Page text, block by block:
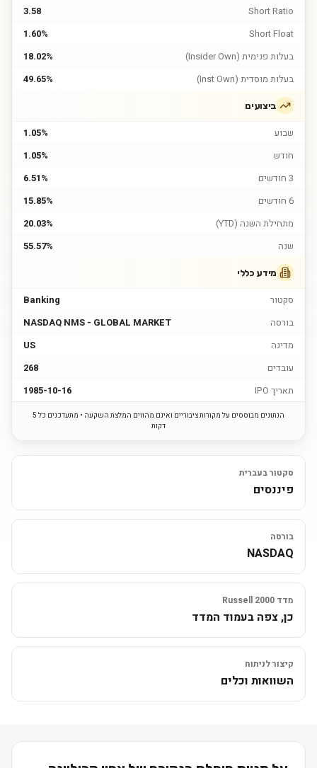
Short Ratio
3.58
Short Float
1.60%
בעלות פנימית (Insider Own)
18.02%
בעלות מוסדית (Inst Own)
49.65%
ביצועים
שבוע
1.05%
חודש
1.05%
3 חודשים
6.51%
6 חודשים
15.85%
מתחילת השנה (YTD)
20.03%
שנה
55.57%
מידע כללי
סקטור
Banking
בורסה
NASDAQ NMS - GLOBAL MARKET
מדינה
US
עובדים
268
תאריך IPO
1985-10-16
הנתונים מבוססים על מקורות ציבוריים ואינם מהווים המלצת השקעה • מתעדכנים כל 5
דקות
סקטור בעברית
פיננסים
בורסה
NASDAQ
מדד Russell 2000
כן, צפה בעמוד המדד
קיצור לניתוח
השוואות וכלים